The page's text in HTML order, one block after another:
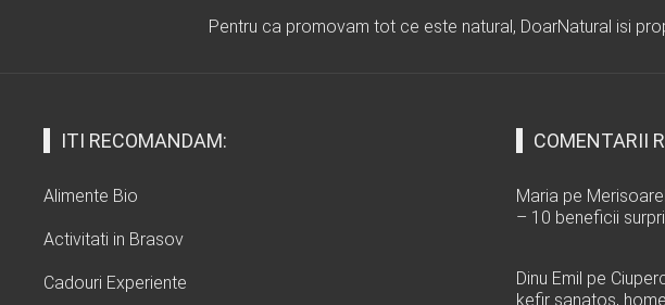
Pentru ca promovam tot ce este natural, DoarNatural isi
ITI RECOMANDAM:
Alimente Bio
Activitati in Brasov
Cadouri Experiente
COMENTARII
Maria pe
– 10 beneficii
Dinu Emil pe
kefir sanatos,